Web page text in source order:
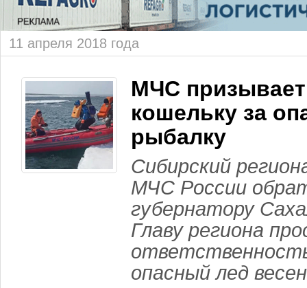
11 апреля 2018 года
МЧС
кошельку за
рыбалку
Сибирский
МЧС России
губернатору
Главу региона
опасный лед